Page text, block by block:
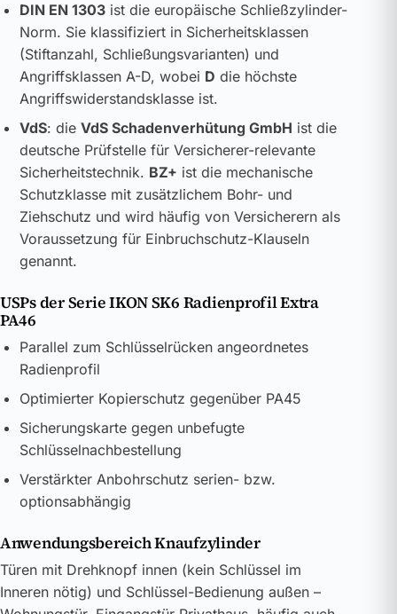
DIN EN 1303ist die europäische Schließzylinder-
Norm. Sie klassifiziert in Sicherheitsklassen
(Stiftanzahl, Schließungsvarianten) und
Angriffsklassen A-D, wobei D die höchste
Angriffswiderstandsklasse ist.
VdS: die VdS Schadenverhütung GmbH ist die
deutsche Prüfstelle für Versicherer-relevante
Sicherheitstechnik. BZ+ ist die mechanische
Schutzklasse mit zusätzlichem Bohr- und
Ziehschutz und wird häufig von Versicherern als
Voraussetzung für Einbruchschutz-Klauseln
genannt.
USPs der Serie IKON SK6 Radienprofil Extra
PA46
Parallel zum Schlüsselrücken angeordnetes
Radienprofil
Optimierter Kopierschutz gegenüber PA45
Sicherungskarte gegen unbefugte
Schlüsselnachbestellung
Verstärkter Anbohrschutz serien- bzw.
optionsabhängig
Anwendungsbereich Knaufzylinder
Türen mit Drehknopf innen (kein Schlüssel im
Inneren nötig) und Schlüssel-Bedienung außen –